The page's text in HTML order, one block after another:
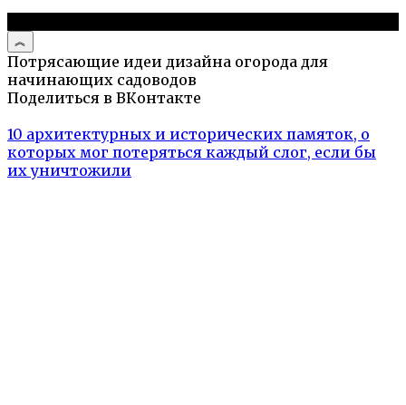
Потрясающие идеи дизайна огорода для
начинающих садоводов
Поделиться в ВКонтакте
10 архитектурных и исторических памяток, о
которых мог потеряться каждый слог, если бы
их уничтожили